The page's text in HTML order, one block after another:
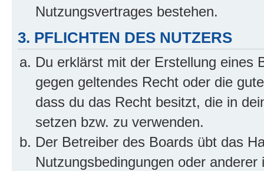
Nutzungsvertrages bestehen.
3. PFLICHTEN DES NUTZERS
Du erklärst mit der Erstellung eines
gegen geltendes Recht oder die
dass du das Recht besitzt, die in
setzen bzw. zu verwenden.
Der Betreiber des Boards übt das
Nutzungsbedingungen oder